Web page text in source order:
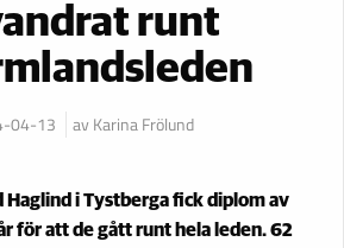
runt
04-13 av Karina Frölund
Haglind i Tystberga fick diplom av
för att de gått runt hela leden. 62